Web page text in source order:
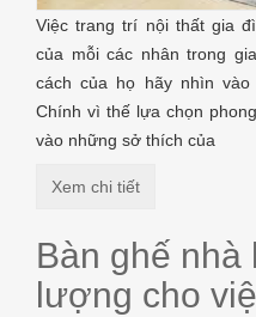
Việc trang trí nội thất gia
của mỗi các nhân trong
cách của họ hãy nhìn vào
Chính vì thế lựa chọn
vào những sở thích của
Xem chi tiết
Bàn ghế nhà
lượng cho